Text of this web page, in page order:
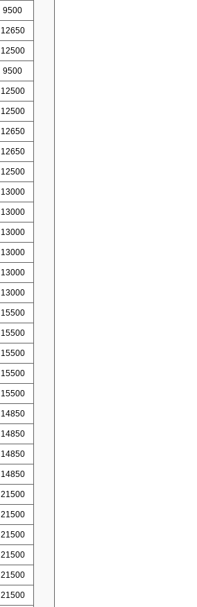
9500
12650
12500
9500
12500
12500
12650
12650
12500
13000
13000
13000
13000
13000
13000
15500
15500
15500
15500
15500
14850
14850
14850
14850
21500
21500
21500
21500
21500
21500